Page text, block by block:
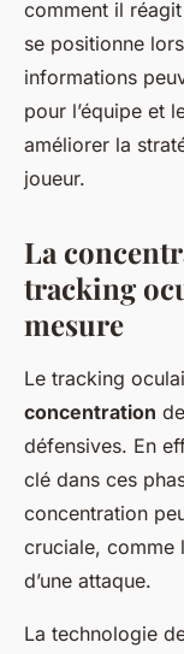
comment il
se positionne
informations
pour l’équipe et
améliorer la
joueur.
La
tracking
mesure
Le tracking
concentration
défensives. En
clé dans ces
concentration
cruciale, comme
d’une attaque.
La technologie